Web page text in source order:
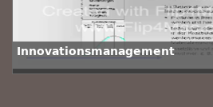
Innovationsmanagement